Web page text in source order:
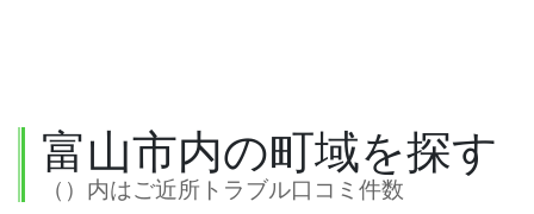
富山市内の町域を探す
（）内はご近所トラブル口コミ件数